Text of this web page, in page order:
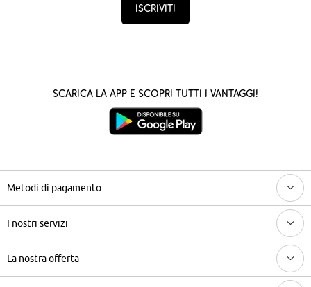
Iscriviti
Scarica la App e scopri tutti i vantaggi!
Metodi di pagamento
I nostri servizi
La nostra offerta